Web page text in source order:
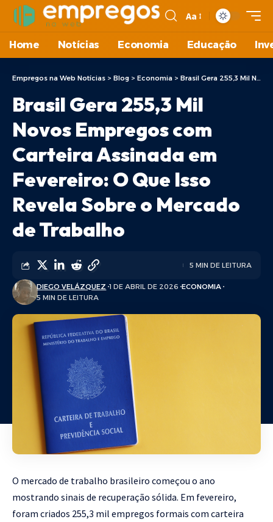
Aa
Home Notícias Economia Educação
Empregos na Web Notícias > Blog > Economia > Brasil Gera 255,3 Mil Novos Empregos com Carteira Assinada em Fevereiro: O Que Isso Revela Sobre o Mercado de Trabalho
Brasil Gera 255,3 Mil
Novos Empregos com
Carteira Assinada em
Fevereiro: O Que Isso
Revela Sobre o Mercado
de Trabalho
DIEGO VELÁZQUEZ 1 DE ABRIL DE 2026 ECONOMIA
5 MIN DE LEITURA
5 MIN DE LEITURA
O mercado de trabalho brasileiro começou o ano
mostrando sinais de recuperação sólida. Em fevereiro,
foram criados 255,3 mil empregos formais com carteira